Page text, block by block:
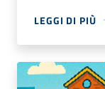
LEGGI DI PIÙ